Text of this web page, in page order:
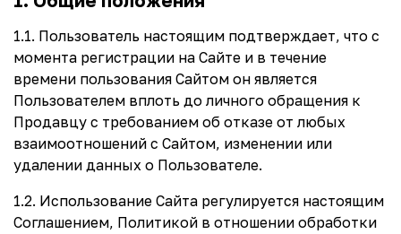
1.1. Пользователь настоящим подтверждает, что с
момента регистрации на Сайте и в течение
времени пользования Сайтом он является
Пользователем вплоть до личного обращения к
Продавцу с требованием об отказе от любых
взаимоотношений с Сайтом, изменении или
удалении данных о Пользователе.
1.2. Использование Сайта регулируется настоящим
Соглашением, Политикой в отношении обработки